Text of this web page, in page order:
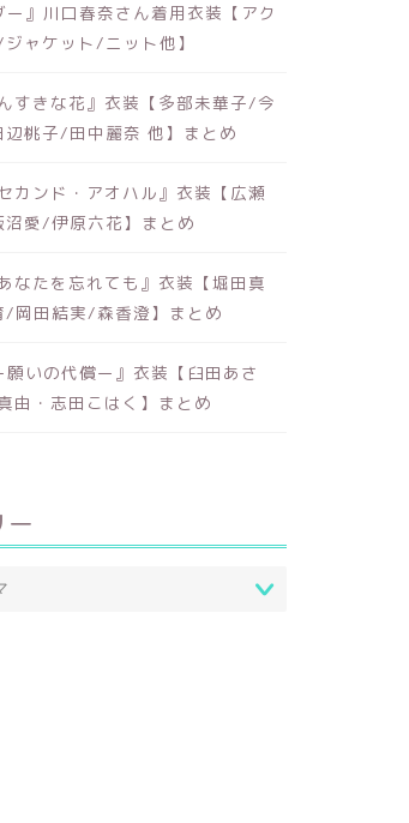
ー』川口春奈さん着用衣装【アク
ャケット/ニット他】
すきな花』衣装【多部未華子/今
桃子/田中麗奈 他】まとめ
カンド・アオハル』衣装【広瀬
愛/伊原六花】まとめ
なたを忘れても』衣装【堀田真
/岡田結実/森香澄】まとめ
願いの代償ー』衣装【臼田あさ
由・志田こはく】まとめ
ー